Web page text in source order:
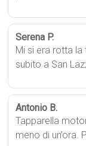
Serena P.
Mi si era rotta la
subito a San
Antonio B.
Tapparella
meno di un’ora.